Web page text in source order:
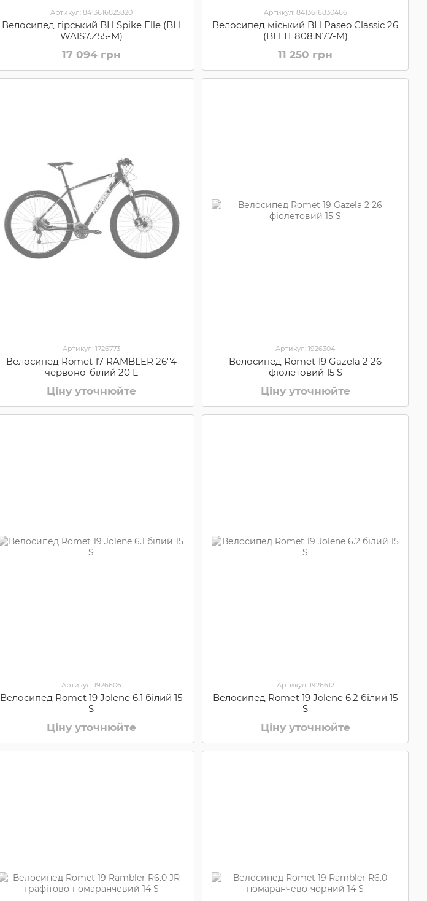
Артикул: 8413616825820
Велосипед гірський BH Spike Elle (BH
WA1S7.Z55-M)
17 094 грн
Артикул: 8413616830466
Велосипед міський BH Paseo Classic 26
(BH TE808.N77-M)
11 250 грн
Артикул: 1726773
Велосипед Romet 17 RAMBLER 26''4
червоно-білий 20 L
Ціну уточнюйте
Артикул: 1926304
Велосипед Romet 19 Gazela 2 26
фіолетовий 15 S
Ціну уточнюйте
Артикул: 1926606
Велосипед Romet 19 Jolene 6.1 білий 15
S
Ціну уточнюйте
Артикул: 1926612
Велосипед Romet 19 Jolene 6.2 білий 15
S
Ціну уточнюйте